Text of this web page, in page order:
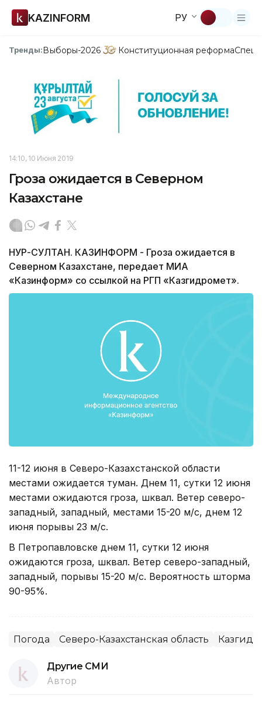
KAZINFORM РУ
Тренды:Выборы-2026 Конституционная реформа
14:10, 10 Июня 2019
Гроза ожидается в Северном
Казахстане
НУР-СУЛТАН. КАЗИНФОРМ - Гроза ожидается в
Северном Казахстане, передает МИА
«Казинформ» со ссылкой на РГП «Казгидромет».
11-12 июня в Северо-Казахстанской области
местами ожидается туман. Днем 11, сутки 12 июня
местами ожидаются гроза, шквал. Ветер северо-
западный, западный, местами 15-20 м/с, днем 12
июня порывы 23 м/с.
В Петропавловске днем 11, сутки 12 июня
ожидаются гроза, шквал. Ветер северо-западный,
западный, порывы 15-20 м/с. Вероятность шторма
90-95%.
Погода Северо-Казахстанская область
Другие СМИ
Автор